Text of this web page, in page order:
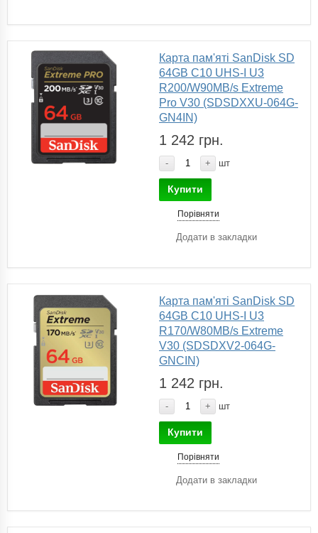
Карта пам'яті SanDisk SD
64GB C10 UHS-I U3
R200/W90MB/s Extreme
Pro V30 (SDSDXXU-064G-
GN4IN)
1 242 грн.
- + шт
Купити
Порівняти
Додати в закладки
Карта пам'яті SanDisk SD
64GB C10 UHS-I U3
R170/W80MB/s Extreme
V30 (SDSDXV2-064G-
GNCIN)
1 242 грн.
- + шт
Купити
Порівняти
Додати в закладки